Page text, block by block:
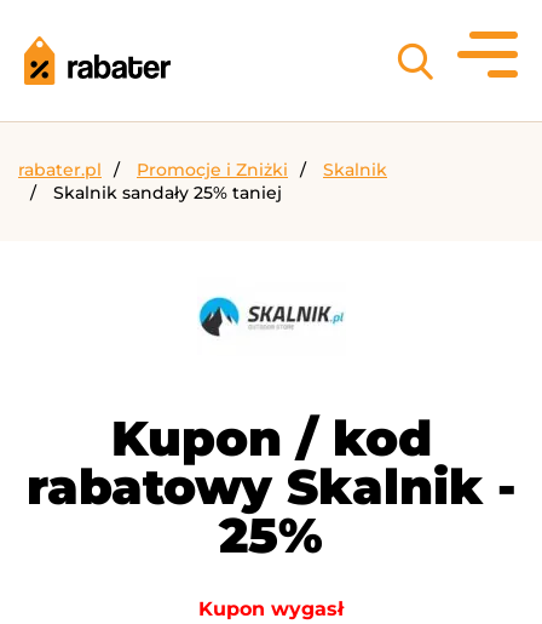
rabater.pl Promocje i Zniżki
Skalnik
Skalnik sandały 25% taniej
Kupon / kod
rabatowy Skalnik -
25%
Kupon wygasł